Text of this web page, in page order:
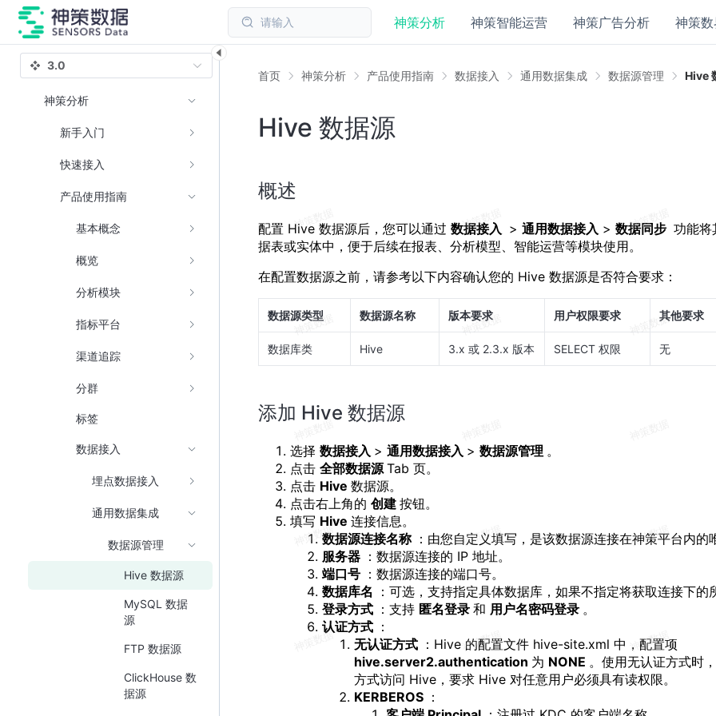
请输入 神策分析 神策智能运营 神策广告分析 神策
首页 神策分析 产品使用指南 数据接入 通用数据集成 数据源管理 Hive
Hive 数据源
概述
配置 Hive 数据源后，您可以通过 数据接入 > 通用数据接入 > 数据同步 功能将
据表或实体中，便于后续在报表、分析模型、智能运营等模块使用。
在配置数据源之前，请参考以下内容确认您的 Hive 数据源是否符合要求：
数据源类型 数据源名称 版本要求 用户权限要求 其他要求
数据库类 Hive 3.x 或 2.3.x 版本 SELECT 权限 无
添加 Hive 数据源
选择 数据接入 > 通用数据接入 > 数据源管理 。
点击 全部数据源 Tab 页。
点击 Hive 数据源。
点击右上角的 创建 按钮。
填写 Hive 连接信息。
数据源连接名称 ：由您自定义填写，是该数据源连接在神策平台内的
服务器 ：数据源连接的 IP 地址。
端口号 ：数据源连接的端口号。
数据库名
：可选，支持指定具体数据库，如果不指定将获取连接下的
登录方式 ：支持 匿名登录 和 用户名密码登录 。
认证方式 ：
无认证方式 ：Hive 的配置文件 hive-site.xml 中，配置项
hive.server2.authentication 为 NONE 。使用无认证方式时
方式访问 Hive，要求 Hive 对任意用户必须具有读权限。
KERBEROS ：
3.0
神策分析
新手入门
快速接入
产品使用指南
基本概念
概览
分析模块
指标平台
渠道追踪
分群
标签
数据接入
埋点数据接入
通用数据集成
数据源管理
Hive 数据源
MySQL 数据
源
FTP 数据源
ClickHouse 数
据源